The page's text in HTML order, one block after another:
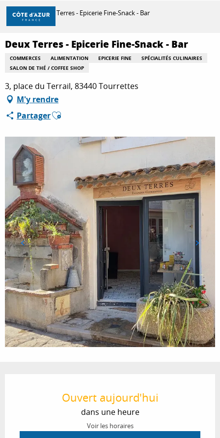
Aller
contenu
principal
DÉCOUVRIR
À FAIRE
SÉJOURNER
Accueil Deux Terres - Epicerie Fine-Snack - Bar
Deux Terres - Epicerie Fine-Snack - Bar
COMMERCES ALIMENTATION EPICERIE FINE
SPÉCIALITÉS CULINAIRES
SALON DE THÉ / COFFEE SHOP
3, place du Terrail, 83440 Tourrettes
M'y rendre
PartagerAjouter aux favoris
Ouvert aujourd'hui
dans une heure
Voir les horaires